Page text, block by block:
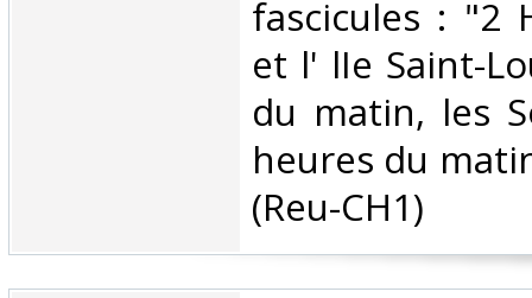
fascicules : "2
et l' lIe Saint-
du matin, les
heures du
(Reu-CH1) ‎